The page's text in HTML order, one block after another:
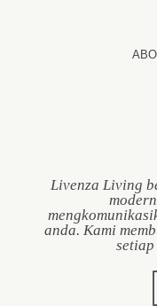
Livenza Living
anda. Kami